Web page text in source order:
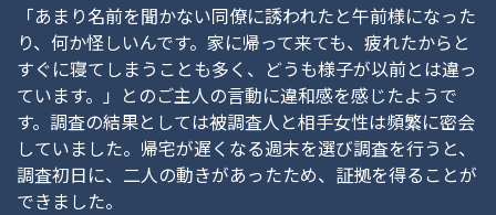
「あまり名前を聞かない同僚に誘われたと午前様になった
り、何か怪しいんです。家に帰って来ても、疲れたからと
すぐに寝てしまうことも多く、どうも様子が以前とは違っ
ています。」とのご主人の言動に違和感を感じたようで
す。調査の結果としては被調査人と相手女性は頻繁に密会
していました。帰宅が遅くなる週末を選び調査を行うと、
調査初日に、二人の動きがあったため、証拠を得ることが
できました。